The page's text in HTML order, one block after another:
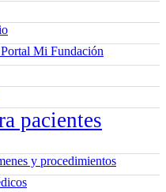
Mi Fundación
pacientes
y procedimientos